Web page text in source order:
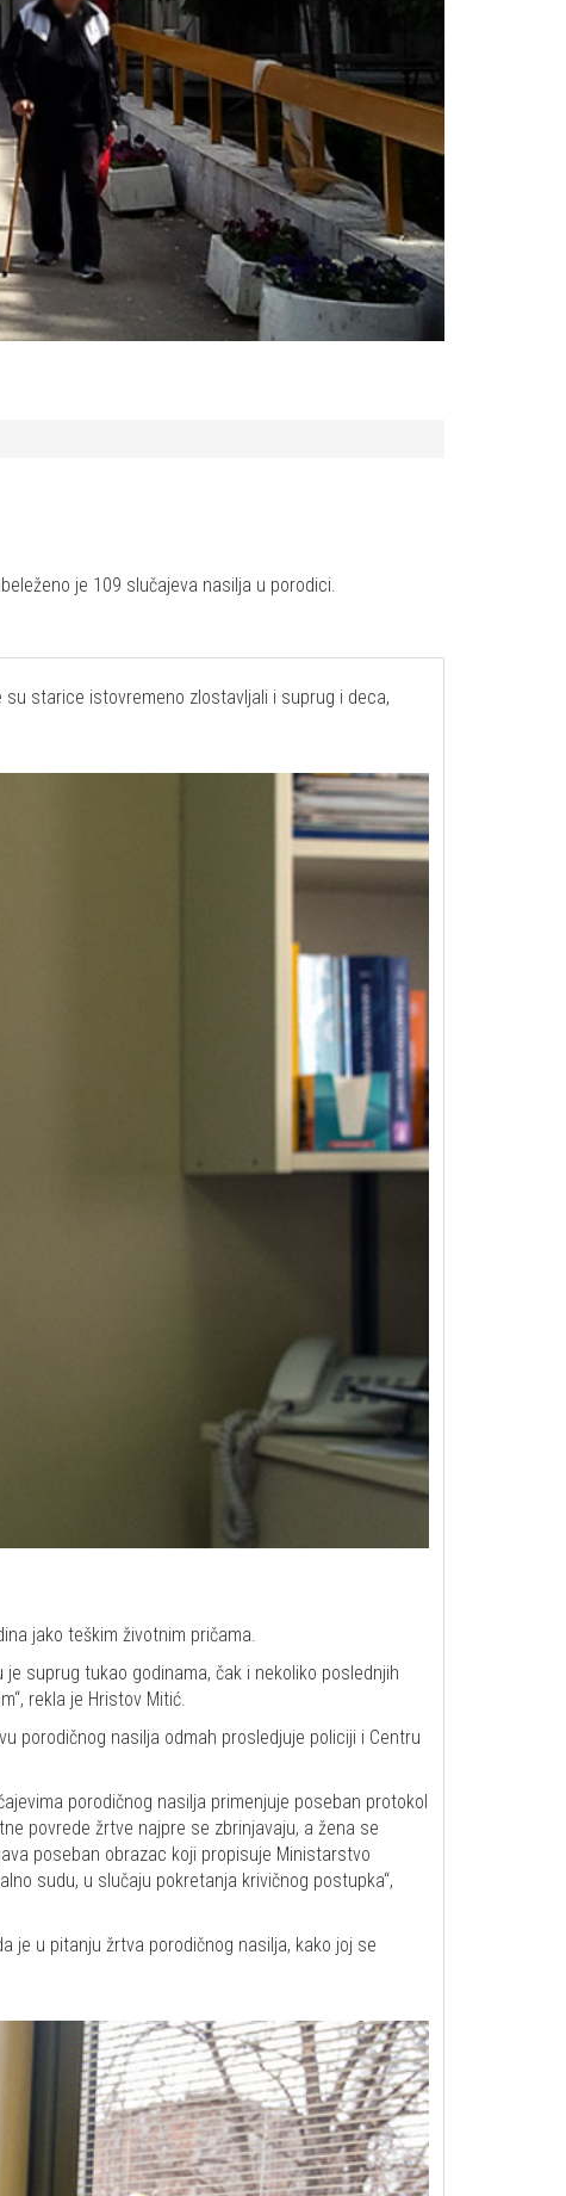
je 109 slučajeva nasilja u porodici.
starice istovremeno zlostavljali i suprug i deca,
jako teškim životnim pričama.
suprug tukao godinama, čak i nekoliko poslednjih
rekla je Hristov Mitić.
porodičnog nasilja odmah prosledjuje policiji i Centru
porodičnog nasilja primenjuje poseban protokol
povrede žrtve najpre se zbrinjavaju, a žena se
poseban obrazac koji propisuje Ministarstvo
sudu, u slučaju pokretanja krivičnog postupka“,
je u pitanju žrtva porodičnog nasilja, kako joj se